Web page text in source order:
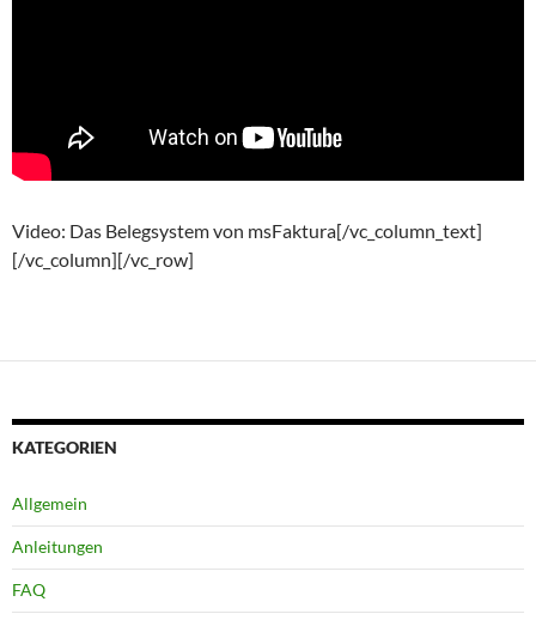
Video: Das Belegsystem von msFaktura[/vc_column_text]
[/vc_column][/vc_row]
KATEGORIEN
Allgemein
Anleitungen
FAQ